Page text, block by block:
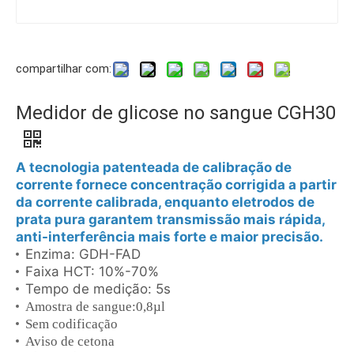
compartilhar com:
Medidor de glicose no sangue CGH30
A tecnologia patenteada de calibração de
corrente fornece concentração corrigida a partir
da corrente calibrada, enquanto eletrodos de
prata pura garantem transmissão mais rápida,
anti-interferência mais forte e maior precisão.
Enzima: GDH-FAD
Faixa HCT: 10%-70%
Tempo de medição: 5s
Amostra de sangue:0,8µl
Sem codificação
Aviso de cetona